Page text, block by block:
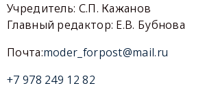
Учредитель: С.П. Кажанов
Главный редактор: Е.В. Бубнова
Почта:moder_forpost@mail.ru
+7 978 249 12 82